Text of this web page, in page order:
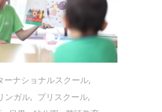
ーナショナルスクール,
ンガル, プリスクール,